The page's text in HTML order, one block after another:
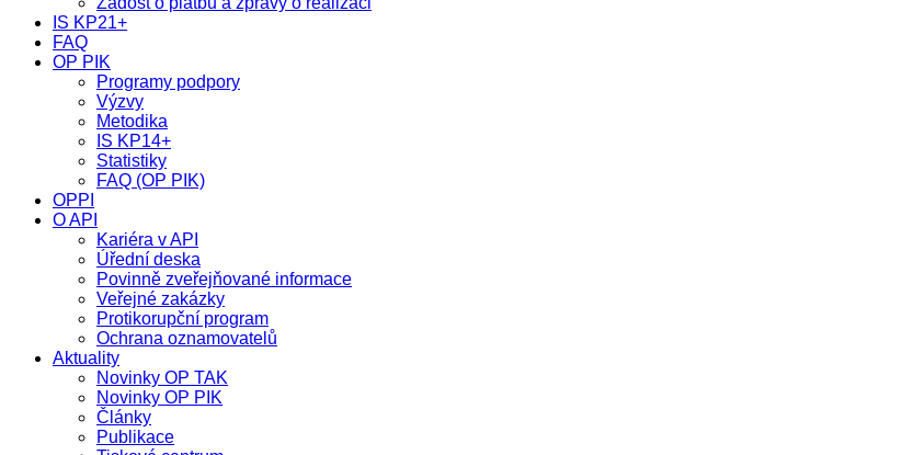
IS KP21+
FAQ
OP PIK
Programy podpory
Výzvy
Metodika
IS KP14+
Statistiky
FAQ (OP PIK)
OPPI
O API
Kariéra v API
Úřední deska
Povinně zveřejňované informace
Veřejné zakázky
Protikorupční program
Ochrana oznamovatelů
Aktuality
Novinky OP TAK
Novinky OP PIK
Články
Publikace